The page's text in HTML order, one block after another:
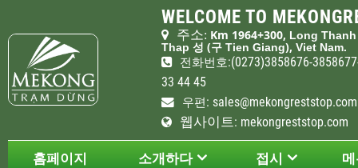
WELCOME TO
주소: Km 1964+300, Long
Thap 성 (구 Tien Giang), Viet Nam.
전화번호:(0273)3858676-
33 44 45
우편 :
웹사이트: mekongreststop.com
홈페이지 소개하다 접시